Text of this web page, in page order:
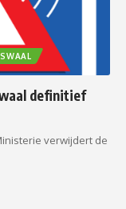
definitief
verwijdert de